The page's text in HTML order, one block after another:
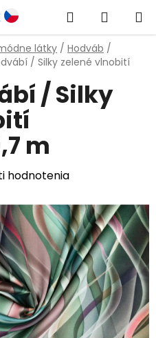
Hľadať
KOŠÍK
látky / Hodváb /
/ Silky zelené vlnobití
/ Silky
m
hodnotenia